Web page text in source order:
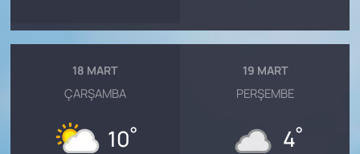
18 MART
ÇARŞAMBA
10°
19 MART
PERŞEMBE
4°